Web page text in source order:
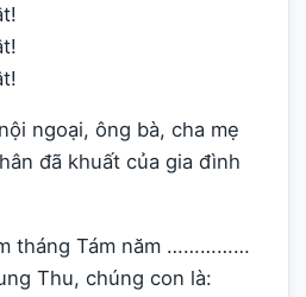
ngoại, ông bà, cha mẹ
đã khuất của gia đình
tháng Tám năm ……………
Thu, chúng con là: